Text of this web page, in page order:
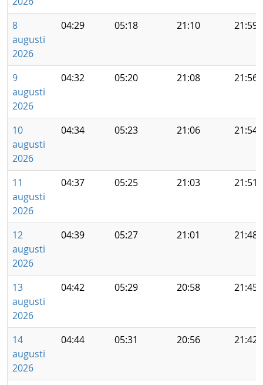
8
augusti
2026
04:29 05:18 21:10 21:59
9
augusti
2026
04:32 05:20 21:08 21:56
10
augusti
2026
04:34 05:23 21:06 21:54
11
augusti
2026
04:37 05:25 21:03 21:51
12
augusti
2026
04:39 05:27 21:01 21:48
13
augusti
2026
04:42 05:29 20:58 21:45
14
augusti
2026
04:44 05:31 20:56 21:42